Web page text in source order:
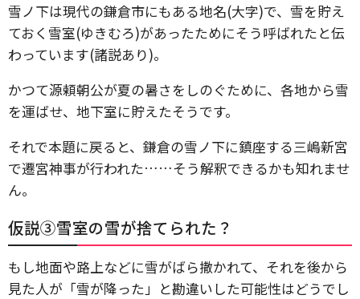
雪ノ下は現代の鎌倉市にもある地名(大字)で、雪を貯え
ておく雪室(ゆきむろ)があったためにそう呼ばれたと伝
わっています(諸説あり)。
かつて源頼朝公が夏の暑さをしのぐために、各地から雪
を運ばせ、地下室に貯えたそうです。
それで本題に戻ると、鎌倉の雪ノ下に鎮座する三嶋新宮
で遷宮神事が行われた……そう解釈できるかも知れませ
ん。
仮説③雪室の雪が捨てられた？
もし地面や路上などに雪がばら撒かれて、それを後から
見た人が「雪が降った」と勘違いした可能性はどうでし